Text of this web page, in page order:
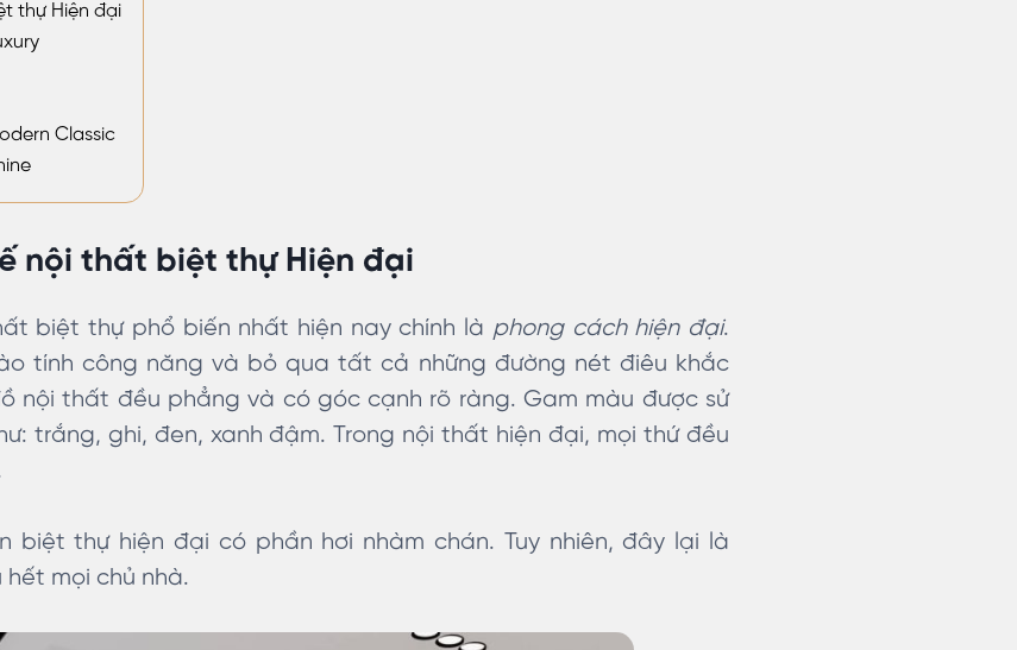
thự Hiện đại
Classic
nội thất biệt thự Hiện đại
biệt thự phổ biến nhất hiện nay chính là phong cách hiện đại.
tính công năng và bỏ qua tất cả những đường nét điêu khắc
nội thất đều phẳng và có góc cạnh rõ ràng. Gam màu được sử
trắng, ghi, đen, xanh đậm. Trong nội thất hiện đại, mọi thứ đều
biệt thự hiện đại có phần hơi nhàm chán. Tuy nhiên, đây lại là
mọi chủ nhà.